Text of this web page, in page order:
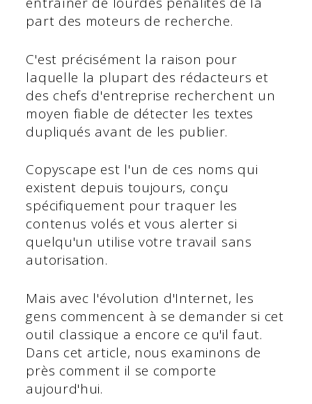
part des moteurs de recherche.
C'est précisément la raison pour
laquelle la plupart des rédacteurs et
des chefs d'entreprise recherchent un
moyen fiable de détecter les textes
dupliqués avant de les publier.
Copyscape est l'un de ces noms qui
existent depuis toujours, conçu
spécifiquement pour traquer les
contenus volés et vous alerter si
quelqu'un utilise votre travail sans
autorisation.
Mais avec l'évolution d'Internet, les
gens commencent à se demander si cet
outil classique a encore ce qu'il faut.
Dans cet article, nous examinons de
près comment il se comporte
aujourd'hui.